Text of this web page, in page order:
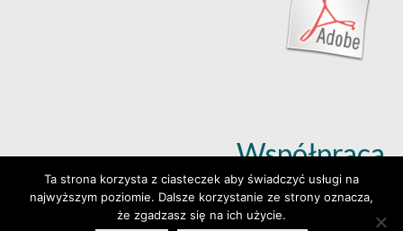
Współpraca
Dowiedz się więcej (klik)
Ta strona korzysta z ciasteczek aby świadczyć usługi na
najwyższym poziomie. Dalsze korzystanie ze strony oznacza,
że zgadzasz się na ich użycie.